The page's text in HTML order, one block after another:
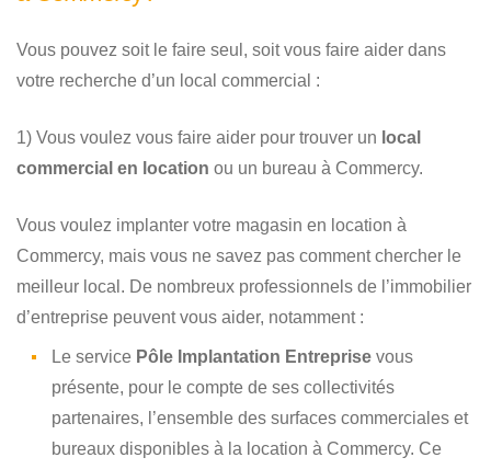
Vous pouvez soit le faire seul, soit vous faire aider dans
votre recherche d’un local commercial :
1) Vous voulez vous faire aider pour trouver un local
commercial en location ou un bureau à Commercy.
Vous voulez implanter votre magasin en location à
Commercy, mais vous ne savez pas comment chercher le
meilleur local. De nombreux professionnels de l’immobilier
d’entreprise peuvent vous aider, notamment :
Le service Pôle Implantation Entreprise vous
présente, pour le compte de ses collectivités
partenaires, l’ensemble des surfaces commerciales et
bureaux disponibles à la location à Commercy. Ce